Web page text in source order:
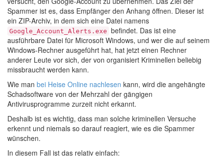
Spammer ist es, dass Empfänger den Anhang öffnen. Dieser ist
ein ZIP-Archiv, in dem sich eine Datei namens
Google_Account_Alerts.exe befindet. Das ist eine
ausführbare Datei für Microsoft Windows, und wer die auf seinem
Windows-Rechner ausgeführt hat, hat jetzt einen Rechner
anderer Leute vor sich, der von organisiert Kriminellen beliebig
missbraucht werden kann.
Wie man bei Heise Online nachlesen kann, wird die angehängte
Schadsoftware von der Mehrzahl der gängigen
Antivirusprogramme zurzeit nicht erkannt.
Deshalb ist es wichtig, dass man solche kriminellen Versuche
erkennt und niemals so darauf reagiert, wie es die Spammer
wünschen.
In diesem Fall ist das relativ einfach: